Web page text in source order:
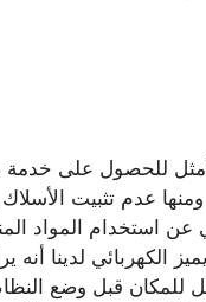
للحصول على خدمة
عدم تثبيت
عن استخدام المواد
الكهربائي لدينا
قبل وضع